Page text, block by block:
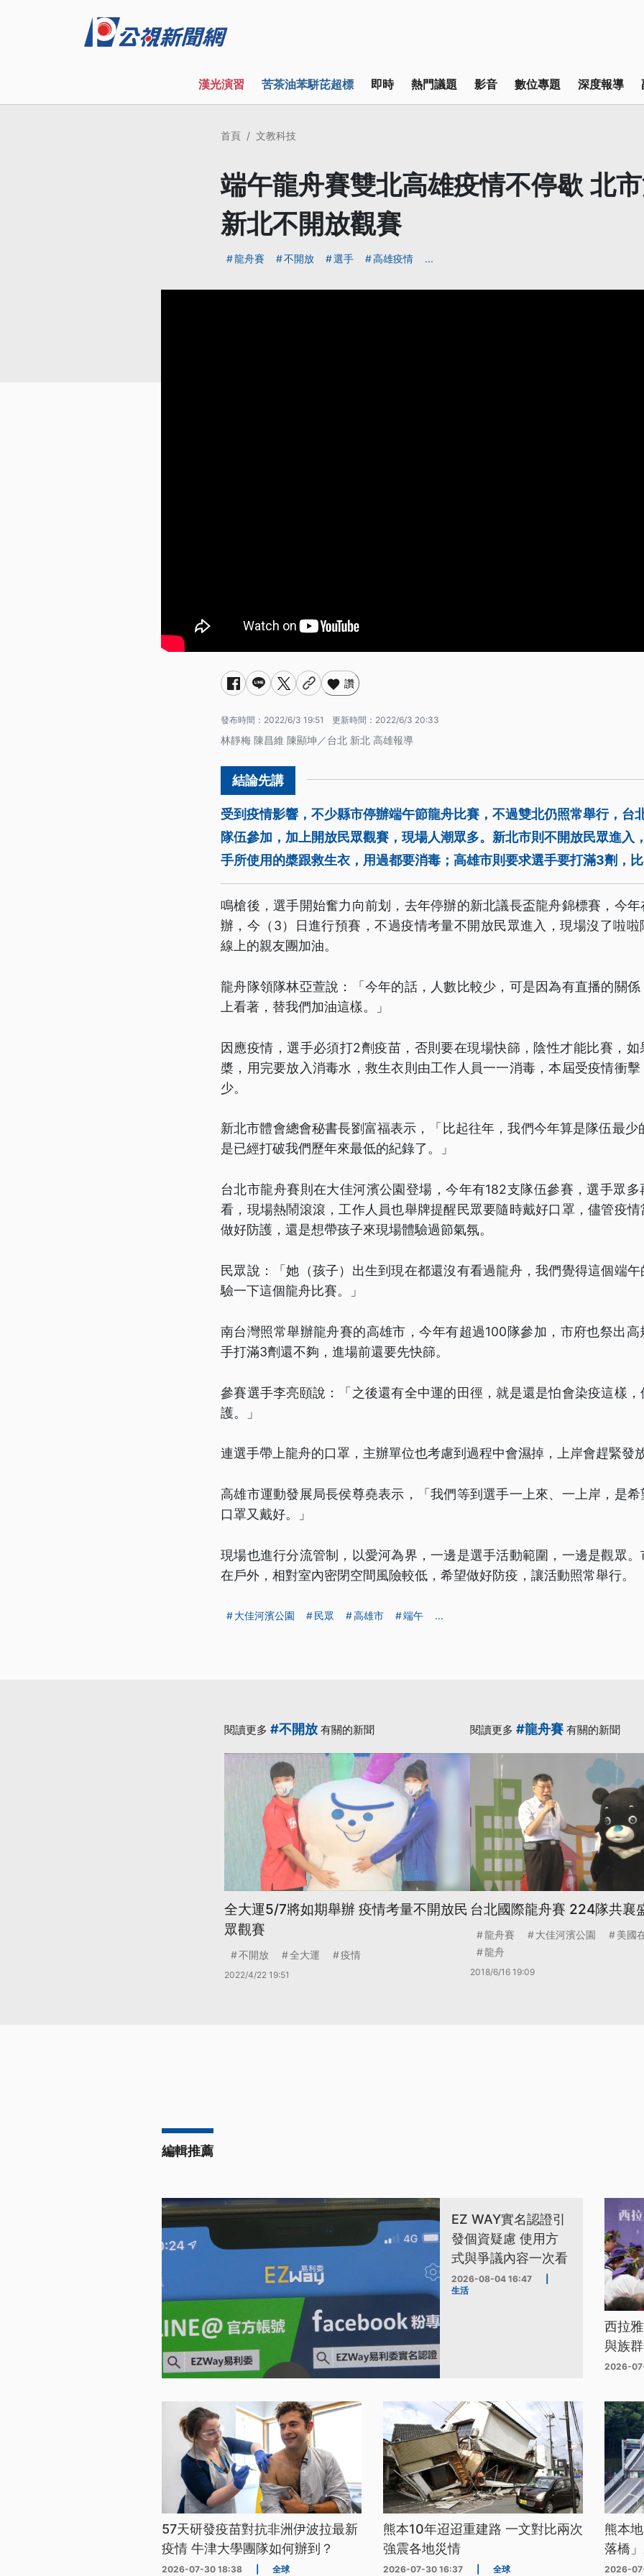
漢光演習 苦茶油苯駢芘超標 即時 熱門議題 影音 數位專題 深度報導
首頁 文教科技
端午龍舟賽雙北高雄疫情不停歇 北
新北不開放觀賽
龍舟賽 不開放 選手 高雄疫情 ...
讚
發布時間： 2022/6/3 19:51 更新時間： 2022/6/3 20:33
林靜梅 陳昌維 陳顯坤／台北 新北 高雄報導
受到疫情影響，不少縣市停辦端午節龍舟比賽，不過雙北仍照常舉行，台
隊伍參加，加上開放民眾觀賽，現場人潮眾多。新北市則不開放民眾進入
手所使用的槳跟救生衣，用過都要消毒；高雄市則要求選手要打滿3劑，
鳴槍後，選手開始奮力向前划，去年停辦的新北議長盃龍舟錦標賽，今
辦，今（3）日進行預賽，不過疫情考量不開放民眾進入，現場沒了啦
線上的親友團加油。
龍舟隊領隊林亞萱說：「今年的話，人數比較少，可是因為有直播的關
上看著，替我們加油這樣。」
因應疫情，選手必須打2劑疫苗，否則要在現場快篩，陰性才能比賽，
槳，用完要放入消毒水，救生衣則由工作人員一一消毒，本屆受疫情衝
少。
新北市體會總會秘書長劉富福表示，「比起往年，我們今年算是隊伍最
是已經打破我們歷年來最低的紀錄了。」
台北市龍舟賽則在大佳河濱公園登場，今年有182支隊伍參賽，選手眾
看，現場熱鬧滾滾，工作人員也舉牌提醒民眾要隨時戴好口罩，儘管疫
做好防護，還是想帶孩子來現場體驗過節氣氛。
民眾說：「她（孩子）出生到現在都還沒有看過龍舟，我們覺得這個端
驗一下這個龍舟比賽。」
南台灣照常舉辦龍舟賽的高雄市，今年有超過100隊參加，市府也祭出
手打滿3劑還不夠，進場前還要先快篩。
參賽選手李亮頤說：「之後還有全中運的田徑，就是還是怕會染疫這樣
護。」
連選手帶上龍舟的口罩，主辦單位也考慮到過程中會濕掉，上岸會趕緊發
高雄市運動發展局長侯尊堯表示，「我們等到選手一上來、一上岸，是
口罩又戴好。」
現場也進行分流管制，以愛河為界，一邊是選手活動範圍，一邊是觀眾
在戶外，相對室內密閉空間風險較低，希望做好防疫，讓活動照常舉行。
大佳河濱公園 民眾 高雄市 端午 ...
閱讀更多 #不開放 有關的新聞
全大運5/7將如期舉辦 疫情考量不開放民
眾觀賽
不開放 全大運 疫情
2022/4/22 19:51
閱讀更多 #龍舟賽 有關的新聞
台北國際龍舟賽 224隊共襄
龍舟賽 大佳河濱公園
美國
龍舟
2018/6/16 19:09
編輯推薦
EZ WAY實名認證引
發個資疑慮 使用方
式與爭議內容一次看
2026-08-04 16:47
生活
西拉
與族
2026-
57天研發疫苗對抗非洲伊波拉最新
疫情 牛津大學團隊如何辦到？
2026-07-30 18:38 全球
熊本10年迢迢重建路 一文對比兩次
強震各地災情
2026-07-30 16:37 全球
熊本
落橋
2026-